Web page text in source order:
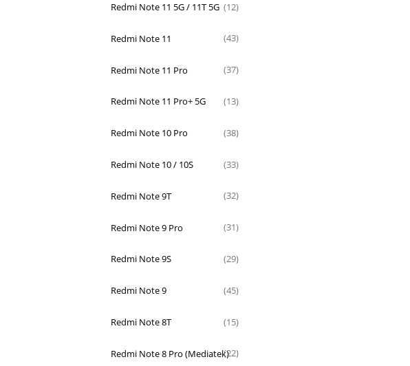
Redmi Note 11 5G / 11T 5G (12)
Redmi Note 11 (43)
Redmi Note 11 Pro (37)
Redmi Note 11 Pro+ 5G (13)
Redmi Note 10 Pro (38)
Redmi Note 10 / 10S (33)
Redmi Note 9T (32)
Redmi Note 9 Pro (31)
Redmi Note 9S (29)
Redmi Note 9 (45)
Redmi Note 8T (15)
Redmi Note 8 Pro (Mediatek)(22)